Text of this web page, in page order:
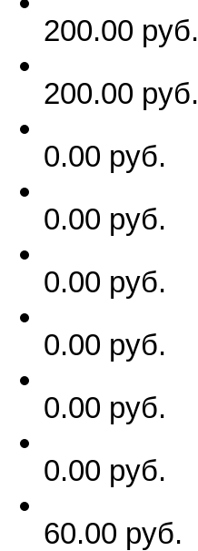
200.00 руб.
200.00 руб.
0.00 руб.
0.00 руб.
0.00 руб.
0.00 руб.
0.00 руб.
0.00 руб.
60.00 руб.